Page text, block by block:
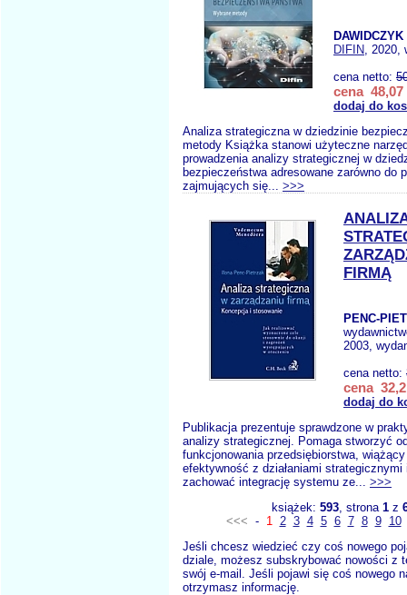
DAWIDCZYK
DIFIN, 2020,
cena netto:
cena 48,07
dodaj do
Analiza strategiczna w dziedzinie
metody Książka stanowi użyteczne
prowadzenia analizy strategicznej w
bezpieczeństwa adresowane zarówno do
zajmujących się... >>>
FIRMĄ
PENC-
2003,
cena netto:
cena
dodaj do
Publikacja prezentuje sprawdzone w
analizy strategicznej. Pomaga stworzyć
funkcjonowania przedsiębiorstwa,
efektywność z działaniami strategicznymi
zachować integrację systemu ze... >>>
książek: 593, strona 1z
<<< - 1 2 3 4 5 6 7 8 9
10
Jeśli chcesz wiedzieć czy coś nowego
dziale, możesz subskrybować nowości z
swój e-mail. Jeśli pojawi się coś nowego
otrzymasz informację.